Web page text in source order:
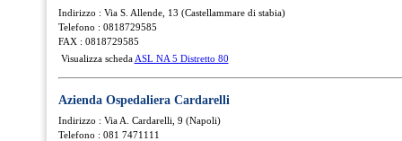
Indirizzo : Via S. Allende, 13 (Castellammare di stabia)
Telefono : 0818729585
FAX : 0818729585
Visualizza scheda ASL NA 5 Distretto 80
Azienda Ospedaliera Cardarelli
Indirizzo : Via A. Cardarelli, 9 (Napoli)
Telefono : 081 7471111